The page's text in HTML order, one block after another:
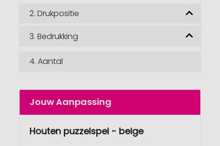
2. Drukpositie
3. Bedrukking
4. Aantal
Jouw Aanpassing
Houten puzzelspel - beige